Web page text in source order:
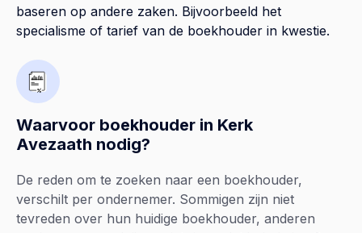
baseren op andere zaken. Bijvoorbeeld het
specialisme of tarief van de boekhouder in kwestie.
Waarvoor boekhouder in Kerk
Avezaath nodig?
De reden om te zoeken naar een boekhouder,
verschilt per ondernemer. Sommigen zijn niet
tevreden over hun huidige boekhouder, anderen